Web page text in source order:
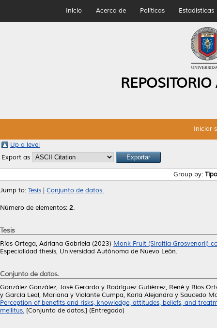
Inicio Acerca de Políticas Estadísticas
Iniciar
Up a level
Export as
Group by:
Jump to: Tesis Conjunto de datos.
Número de elementos: 2.
Tesis
Ríos Ortega, Adriana Gabriela (2023) Monk Fruit (Siraitia Grosvenorii)
Especialidad thesis, Universidad Autónoma de Nuevo León.
Conjunto de datos.
González González, José Gerardo y Rodríguez Gutiérrez, René y Ríos
y García Leal, Mariana y Violante Cumpa, Karla Alejandra y Saucedo
Perception of benefits and risks, knowledge, attitudes, beliefs, and
mellitus. [Conjunto de datos.] (Entregado)